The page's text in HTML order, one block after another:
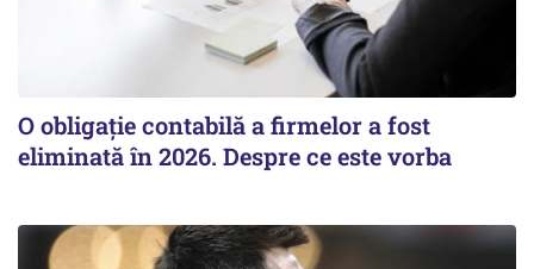
O obligație contabilă a firmelor a fost
eliminată în 2026. Despre ce este vorba